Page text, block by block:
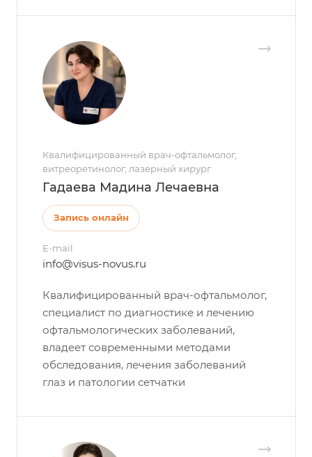
Квалифицированный врач-офтальмолог,
витреоретинолог, лазерный хирург
Гадаева Мадина Лечаевна
Запись онлайн
E-mail
info@visus-novus.ru
Квалифицированный врач-офтальмолог,
специалист по диагностике и лечению
офтальмологических заболеваний,
владеет современными методами
обследования, лечения заболеваний
глаз и патологии сетчатки